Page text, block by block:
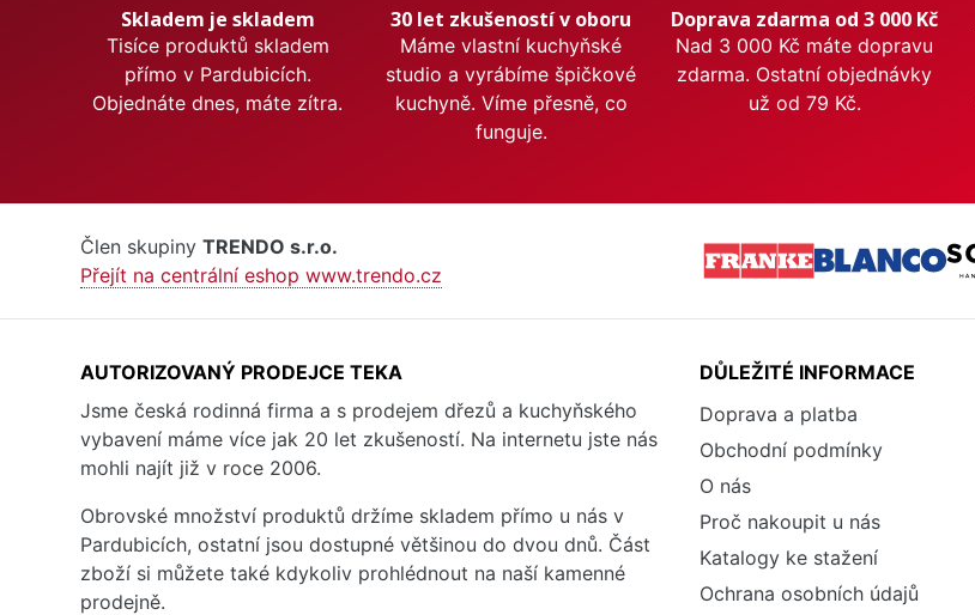
Skladem je skladem
Tisíce produktů skladem
přímo v Pardubicích.
Objednáte dnes, máte zítra.
30 let zkušeností v oboru
Máme vlastní kuchyňské
studio a vyrábíme špičkové
kuchyně. Víme přesně, co
funguje.
Doprava zdarma od 3 000 Kč
Nad 3 000 Kč máte dopravu
zdarma. Ostatní objednávky
už od 79 Kč.
Člen skupiny TRENDO s.r.o.
Přejít na centrální eshop www.trendo.cz
AUTORIZOVANÝ PRODEJCE TEKA
Jsme česká rodinná firma a s prodejem dřezů a kuchyňského
vybavení máme více jak 20 let zkušeností. Na internetu jste nás
mohli najít již v roce 2006.
Obrovské množství produktů držíme skladem přímo u nás v
Pardubicích, ostatní jsou dostupné většinou do dvou dnů. Část
zboží si můžete také kdykoliv prohlédnout na naší kamenné
prodejně.
DŮLEŽITÉ INFORMACE
Doprava a platba
Obchodní podmínky
O nás
Proč nakoupit u nás
Katalogy ke stažení
Ochrana osobních údajů